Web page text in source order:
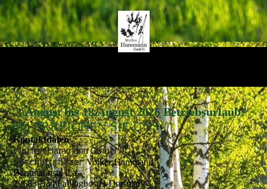
3.August bis 18.August 2026 Betriebsurlaub!
SO ERREICHEN SIE UNS
Kontakt­daten
Waffen Hammann GmbH
Geschäftsführer:Volker Hammann
Bargmannstr. 2 a
29683 Bad Fallingbostel-Dorfmark